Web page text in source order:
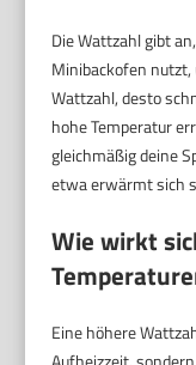
Die Wattzahl gibt
Minibackofen nutzt,
Wattzahl, desto
hohe Temperatur
gleichmäßig deine
etwa erwärmt sich
Wie wirkt
Eine höhere